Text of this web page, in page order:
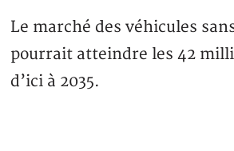
Le marché des véhicules
pourrait atteindre les 42
d’ici à 2035.